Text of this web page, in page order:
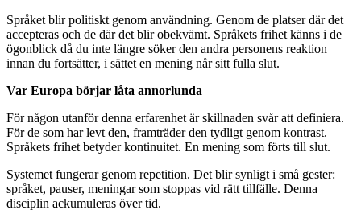
Språket blir politiskt genom användning. Genom de platser där det
accepteras och de där det blir obekvämt. Språkets frihet känns i de
ögonblick då du inte längre söker den andra personens reaktion
innan du fortsätter, i sättet en mening når sitt fulla slut.
Var Europa börjar låta annorlunda
För någon utanför denna erfarenhet är skillnaden svår att definiera.
För de som har levt den, framträder den tydligt genom kontrast.
Språkets frihet betyder kontinuitet. En mening som förts till slut.
Systemet fungerar genom repetition. Det blir synligt i små gester:
språket, pauser, meningar som stoppas vid rätt tillfälle. Denna
disciplin ackumuleras över tid.